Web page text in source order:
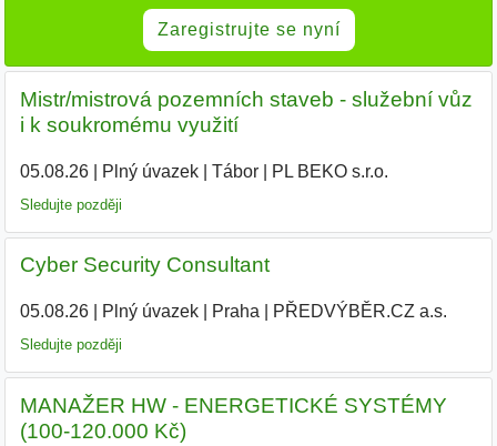
Zaregistrujte se nyní
Mistr/mistrová pozemních staveb - služební vůz
i k soukromému využití
05.08.26| Plný úvazek| Tábor| PL BEKO s.r.o.
Sledujte později
Cyber Security Consultant
05.08.26| Plný úvazek| Praha PŘEDVÝBĚR.CZ a.s.
Sledujte později
MANAŽER HW - ENERGETICKÉ SYSTÉMY
(100-120.000 Kč)